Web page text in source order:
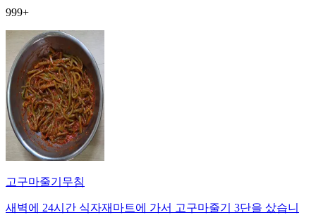
999+
고구마줄기무침
새벽에 24시간 식자재마트에 가서 고구마줄기 3단을 샀습니